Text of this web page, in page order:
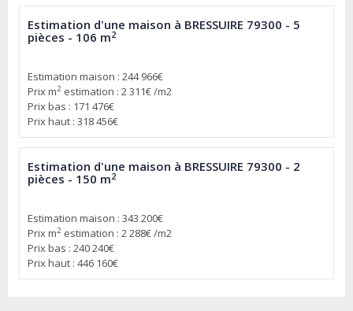
Estimation d'une maison à BRESSUIRE 79300 - 5
pièces - 106 m2
Estimation maison : 244 966€
Prix m2 estimation : 2 311€ /m2
Prix bas : 171 476€
Prix haut : 318 456€
Estimation d'une maison à BRESSUIRE 79300 - 2
pièces - 150 m2
Estimation maison : 343 200€
Prix m2 estimation : 2 288€ /m2
Prix bas : 240 240€
Prix haut : 446 160€